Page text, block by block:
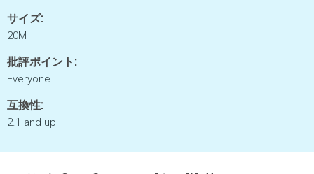
サイズ:
20M
批評ポイント:
Everyone
互換性:
2.1 and up